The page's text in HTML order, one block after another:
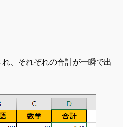
、それぞれの合計が一瞬で出